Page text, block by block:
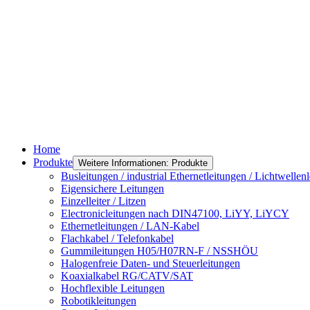
Home
Produkte Weitere Informationen: Produkte
Busleitungen / industrial Ethernetleitungen /
Eigensichere Leitungen
Einzelleiter / Litzen
Electronicleitungen nach DIN47100, LiYY, LiYCY
Ethernetleitungen / LAN-Kabel
Flachkabel / Telefonkabel
Gummileitungen H05/H07RN-F / NSSHÖU
Halogenfreie Daten- und Steuerleitungen
Koaxialkabel RG/CATV/SAT
Hochflexible Leitungen
Robotikleitungen